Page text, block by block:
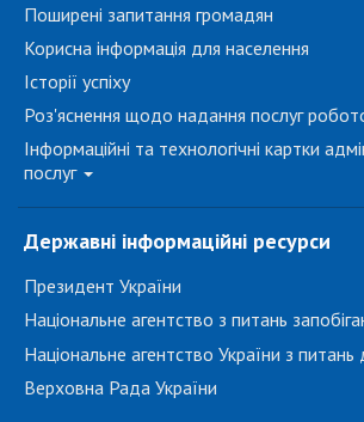
Поширені запитання громадян
Корисна інформація для населення
Історії успіху
Роз'яснення щодо надання послуг
Інформаційні та технологічні картки
послуг
Державні інформаційні ресурси
Президент України
Національне агентство з питань
Національне агентство України з
Верховна Рада України